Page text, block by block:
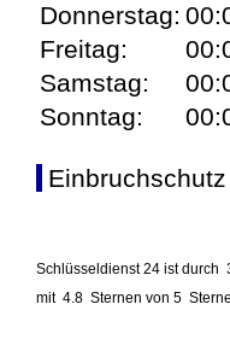
Donnerstag:
Freitag:
Samstag:
Sonntag:
Einbruchschutz
Schlüsseldienst 24 ist durch
mit 4.8 Sternen von 5